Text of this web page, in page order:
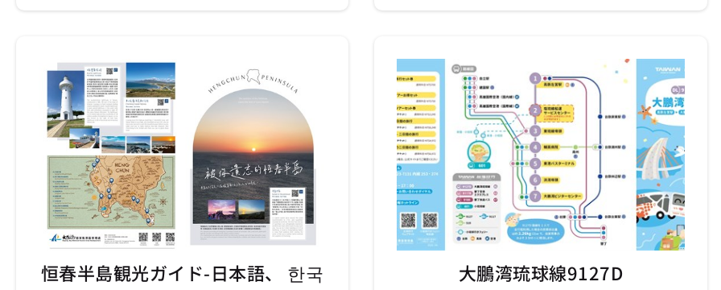
恒春半島観光ガイド-日本語、 한국
大鵬湾琉球線9127D